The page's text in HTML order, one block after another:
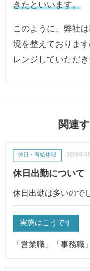
きたといいます。
このように、弊社
境を整えておりま
レンジしていただ
関連
休日出勤について
休日・有給休暇 2026年4
休日出勤は多いので
実態はこうです
「営業職」「事務